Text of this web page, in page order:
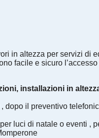
in altezza per servizi di
facile e sicuro
installazioni in
il preventivo
luci di natale o eventi